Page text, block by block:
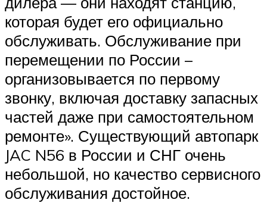
которая будет его официально
обслуживать. Обслуживание при
перемещении по России –
организовывается по первому
звонку, включая доставку запасных
частей даже при самостоятельном
ремонте». Существующий автопарк
JAC N56 в России и СНГ очень
небольшой, но качество сервисного
обслуживания достойное.